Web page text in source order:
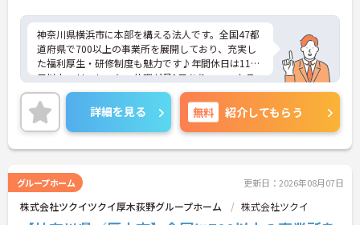
神奈川県横浜市に本部を構える法人です。全国47都
道府県で700以上の事業所を展開しており、充実し
た福利厚生・研修制度も魅力です♪年間休日は110
日以上、リフレッシュ休暇が月1日あり、ワークラ
イフバランスを重視される方にもおすすめです。ご
興味のある方には、面接対策ポイントなど、さらに
詳細をお話しいたしますのでお気軽にご相談くださ
い！
詳細を見る 無料 紹介してもらう
グループホーム 更新日：2026年08月07日
株式会社ツクイツクイ厚木荻野グループホーム 株式会社ツクイ